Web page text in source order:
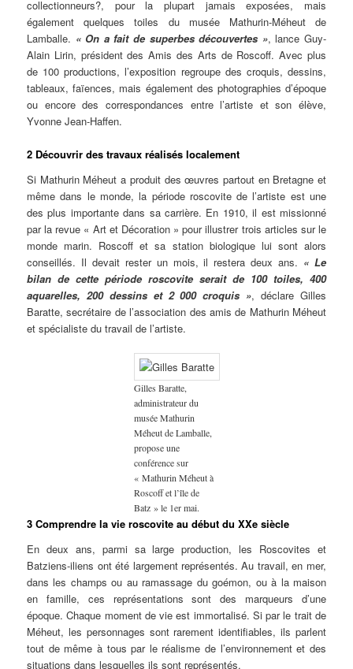
collectionneurs?, pour la plupart jamais exposées, mais
également quelques toiles du musée Mathurin-Méheut de
Lamballe. « On a fait de superbes découvertes », lance Guy-
Alain Lirin, président des Amis des Arts de Roscoff. Avec plus
de 100 productions, l’exposition regroupe des croquis, dessins,
tableaux, faïences, mais également des photographies d’époque
ou encore des correspondances entre l’artiste et son élève,
Yvonne Jean-Haffen.
2 Découvrir des travaux réalisés localement
Si Mathurin Méheut a produit des œuvres partout en Bretagne et
même dans le monde, la période roscovite de l’artiste est une
des plus importante dans sa carrière. En 1910, il est missionné
par la revue « Art et Décoration » pour illustrer trois articles sur le
monde marin. Roscoff et sa station biologique lui sont alors
conseillés. Il devait rester un mois, il restera deux ans. « Le
bilan de cette période roscovite serait de 100 toiles, 400
aquarelles, 200 dessins et 2 000 croquis », déclare Gilles
Baratte, secrétaire de l’association des amis de Mathurin Méheut
et spécialiste du travail de l’artiste.
Gilles Baratte,
administrateur du
musée Mathurin
Méheut de Lamballe,
propose une
conférence sur
« Mathurin Méheut à
Roscoff et l’île de
Batz » le 1er mai.
3 Comprendre la vie roscovite au début du XXe siècle
En deux ans, parmi sa large production, les Roscovites et
Batziens-iliens ont été largement représentés. Au travail, en mer,
dans les champs ou au ramassage du goémon, ou à la maison
en famille, ces représentations sont des marqueurs d’une
époque. Chaque moment de vie est immortalisé. Si par le trait de
Méheut, les personnages sont rarement identifiables, ils parlent
tout de même à tous par le réalisme de l’environnement et des
situations dans lesquelles ils sont représentés.